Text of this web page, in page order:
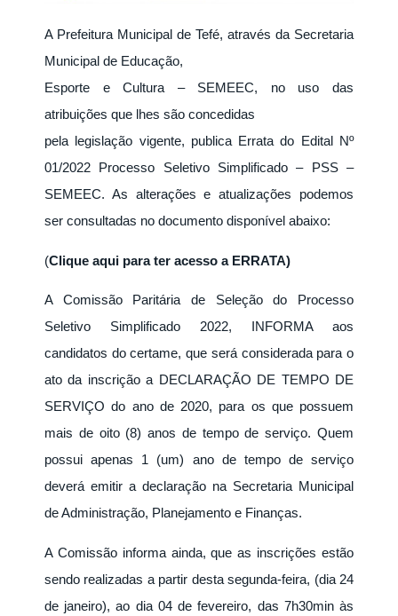
A Prefeitura Municipal de Tefé, através da Secretaria
Municipal de Educação,
Esporte e Cultura – SEMEEC, no uso das
atribuições que lhes são concedidas
pela legislação vigente, publica Errata do Edital Nº
01/2022 Processo Seletivo Simplificado – PSS –
SEMEEC. As alterações e atualizações podemos
ser consultadas no documento disponível abaixo:
(Clique aqui para ter acesso a ERRATA)
A Comissão Paritária de Seleção do Processo
Seletivo Simplificado 2022, INFORMA aos
candidatos do certame, que será considerada para o
ato da inscrição a DECLARAÇÃO DE TEMPO DE
SERVIÇO do ano de 2020, para os que possuem
mais de oito (8) anos de tempo de serviço. Quem
possui apenas 1 (um) ano de tempo de serviço
deverá emitir a declaração na Secretaria Municipal
de Administração, Planejamento e Finanças.
A Comissão informa ainda, que as inscrições estão
sendo realizadas a partir desta segunda-feira, (dia 24
de janeiro), ao dia 04 de fevereiro, das 7h30min às